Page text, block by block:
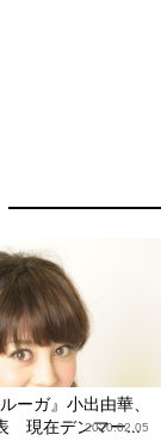
ーガ』小出由華、
現在デンマー...
2020.02.05